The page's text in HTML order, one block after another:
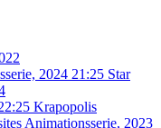
2024 21:25 Star
Krapopolis
Animationsserie, 2023